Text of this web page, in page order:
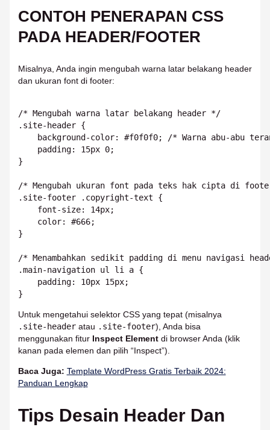
CONTOH PENERAPAN CSS
PADA HEADER/FOOTER
Misalnya, Anda ingin mengubah warna latar belakang header
dan ukuran font di footer:
/* Mengubah warna latar belakang header */
.site-header {
background-color: #f0f0f0; /* Warna abu-abu
    padding: 15px 0;
}
/* Mengubah ukuran font pada teks hak cipta di
.site-footer .copyright-text {
    font-size: 14px;
    color: #666;
}
/* Menambahkan sedikit padding di menu navigasi
.main-navigation ul li a {
    padding: 10px 15px;
Untuk mengetahui selektor CSS yang tepat (misalnya
.site-headeratau .site-footer), Anda bisa
menggunakan fitur Inspect Elementdi browser Anda (klik
kanan pada elemen dan pilih “Inspect”).
Baca Juga: Template WordPress Gratis Terbaik 2024:
Panduan Lengkap
Tips Desain Header Dan